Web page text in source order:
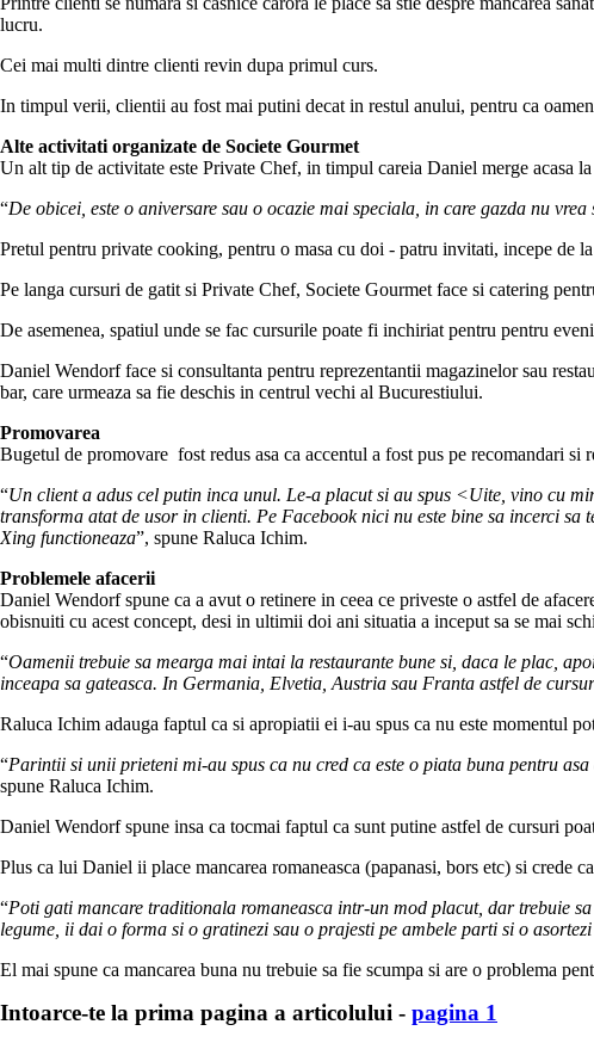
lucru.
Cei mai multi dintre clienti revin dupa primul curs.
In timpul verii, clientii au fost mai putini decat in restul anului, pentru ca
Alte activitati organizate de Societe Gourmet
Un alt tip de activitate este Private Chef, in timpul careia Daniel merge acasa
“De obicei, este o aniversare sau o ocazie mai speciala, in care gazda nu
Pretul pentru private cooking, pentru o masa cu doi - patru invitati, incepe de
Pe langa cursuri de gatit si Private Chef, Societe Gourmet face si catering
De asemenea, spatiul unde se fac cursurile poate fi inchiriat pentru pentru
Daniel Wendorf face si consultanta pentru reprezentantii magazinelor sau
bar, care urmeaza sa fie deschis in centrul vechi al Bucurestiului.
Promovarea
Bugetul de promovare fost redus asa ca accentul a fost pus pe recomandari si
“Un client a adus cel putin inca unul. Le-a placut si au spus <Uite, vino cu
transforma atat de usor in clienti. Pe Facebook nici nu este bine sa incerci
Xing functioneaza”, spune Raluca Ichim.
Problemele afacerii
Daniel Wendorf spune ca a avut o retinere in ceea ce priveste o astfel de
obisnuiti cu acest concept, desi in ultimii doi ani situatia a inceput sa se mai
“Oamenii trebuie sa mearga mai intai la restaurante bune si, daca le plac,
inceapa sa gateasca. In Germania, Elvetia, Austria sau Franta astfel de
Raluca Ichim adauga faptul ca si apropiatii ei i-au spus ca nu este momentul
“Parintii si unii prieteni mi-au spus ca nu cred ca este o piata buna pentru
spune Raluca Ichim.
Daniel Wendorf spune insa ca tocmai faptul ca sunt putine astfel de cursuri
Plus ca lui Daniel ii place mancarea romaneasca (papanasi, bors etc) si crede
“Poti gati mancare traditionala romaneasca intr-un mod placut, dar trebuie
legume, ii dai o forma si o gratinezi sau o prajesti pe ambele parti si o
El mai spune ca mancarea buna nu trebuie sa fie scumpa si are o problema
Intoarce-te la prima pagina a articolului - pagina 1